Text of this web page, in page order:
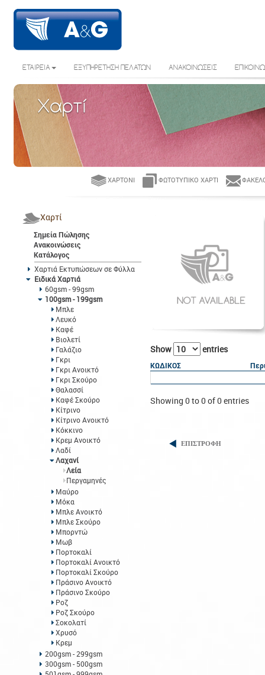
ΕΤΑΙΡΕΙΑ ΕΞΥΠΗΡΕΤΗΣΗ ΠΕΛΑΤΩΝ ΑΝΑΚΟΙΝΩΣΕΙΣ
Χαρτί
ΧΑΡΤΌΝΙ ΦΩΤΟΤΥΠΙΚΌ ΧΑΡΤΊ
Χαρτί
Σημεία Πώλησης
Ανακοινώσεις
Κατάλογος
Χαρτιά Εκτυπώσεων σε Φύλλα
Ειδικά Χαρτιά
60gsm - 99gsm
100gsm - 199gsm
Μπλε
Λευκό
Καφέ
Βιολετί
Γαλάζιο
Γκρι
Γκρι Ανοικτό
Γκρι Σκούρο
Θαλασσί
Καφέ Σκούρο
Κίτρινο
Κίτρινο Ανοικτό
Κόκκινο
Κρεμ Ανοικτό
Λαδί
Λαχανί
Λεία
Περγαμηνές
Μαύρο
Μόκα
Μπλε Ανοικτό
Μπλε Σκούρο
Μπορντώ
Μωβ
Πορτοκαλί
Πορτοκαλί Ανοικτό
Πορτοκαλί Σκούρο
Πράσινο Ανοικτό
Πράσινο Σκούρο
Ροζ
Ροζ Σκούρο
Σοκολατί
Χρυσό
Κρεμ
200gsm - 299gsm
300gsm - 500gsm
Show entries
ΚΩΔΙΚΟΣ
Showing 0 to 0 of 0 entries
ΕΠΙΣΤΡΟΦΗ